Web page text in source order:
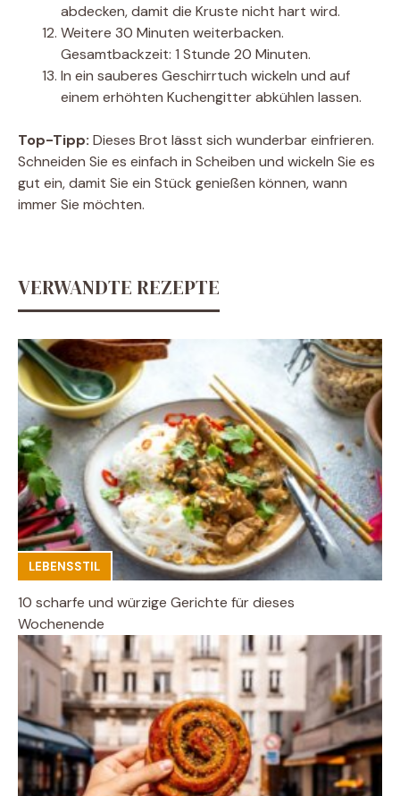
abdecken, damit die Kruste nicht hart wird.
Weitere 30 Minuten weiterbacken.
Gesamtbackzeit: 1 Stunde 20 Minuten.
In ein sauberes Geschirrtuch wickeln und auf
einem erhöhten Kuchengitter abkühlen lassen.
Top-Tipp: Dieses Brot lässt sich wunderbar einfrieren.
Schneiden Sie es einfach in Scheiben und wickeln Sie es
gut ein, damit Sie ein Stück genießen können, wann
immer Sie möchten.
VERWANDTE REZEPTE
LEBENSSTIL
10 scharfe und würzige Gerichte für dieses
Wochenende